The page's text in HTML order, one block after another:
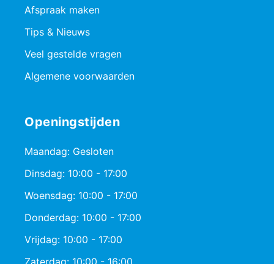
Afspraak maken
Tips & Nieuws
Veel gestelde vragen
Algemene voorwaarden
Openingstijden
Maandag: Gesloten
Dinsdag: 10:00 - 17:00
Woensdag: 10:00 - 17:00
Donderdag: 10:00 - 17:00
Vrijdag: 10:00 - 17:00